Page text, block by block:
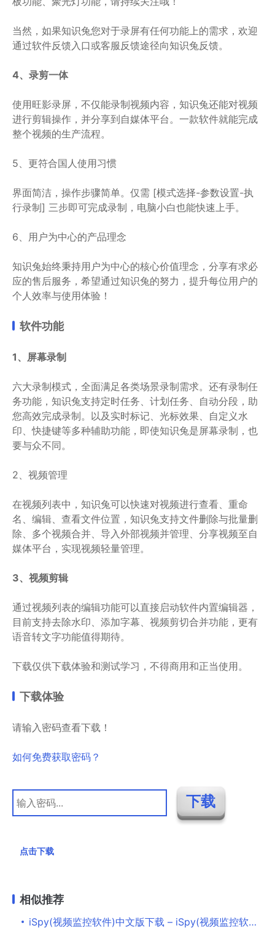
当然，如果知识兔您对于录屏有任何功能上的需求，欢迎
通过软件反馈入口或客服反馈途径向知识兔反馈。
4、录剪一体
使用旺影录屏，不仅能录制视频内容，知识兔还能对视频
进行剪辑操作，并分享到自媒体平台。一款软件就能完成
整个视频的生产流程。
5、更符合国人使用习惯
界面简洁，操作步骤简单。仅需 [模式选择-参数设置-执
行录制] 三步即可完成录制，电脑小白也能快速上手。
6、用户为中心的产品理念
知识兔始终秉持用户为中心的核心价值理念，分享有求必
应的售后服务，希望通过知识兔的努力，提升每位用户的
个人效率与使用体验！
软件功能
1、屏幕录制
六大录制模式，全面满足各类场景录制需求。还有录制任
务功能，知识兔支持定时任务、计划任务、自动分段，助
您高效完成录制。以及实时标记、光标效果、自定义水
印、快捷键等多种辅助功能，即使知识兔是屏幕录制，也
要与众不同。
2、视频管理
在视频列表中，知识兔可以快速对视频进行查看、重命
名、编辑、查看文件位置，知识兔支持文件删除与批量删
除、多个视频合并、导入外部视频并管理、分享视频至自
媒体平台，实现视频轻量管理。
3、视频剪辑
通过视频列表的编辑功能可以直接启动软件内置编辑器，
目前支持去除水印、添加字幕、视频剪切合并功能，更有
语音转文字功能值得期待。
下载仅供下载体验和测试学习，不得商用和正当使用。
下载体验
请输入密码查看下载！
如何免费获取密码？
点击下载
相似推荐
iSpy(视频监控软件)中文版下载 – iSpy(视频监控软件) 7.2.1.3 免费版